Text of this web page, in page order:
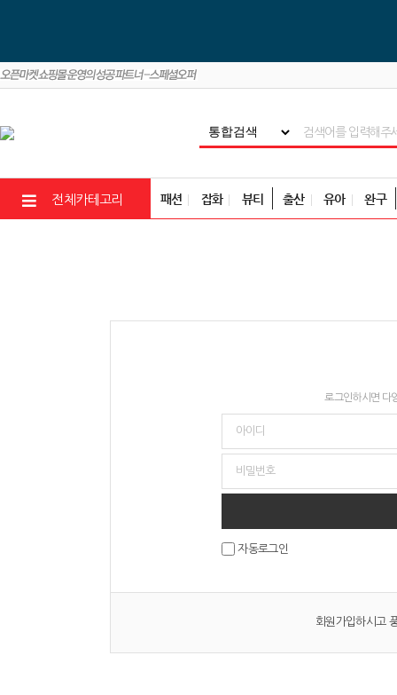
전체카테고리 패션 잡화 뷰티 출산 유아 완구
로그인하시면 다
자동로그인
회원가입하시고